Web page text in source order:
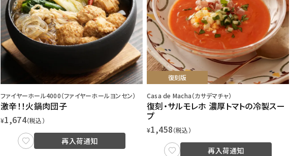
ファイヤーホール4000（ファイヤーホールヨンセン）
激辛！！火鍋肉団子
¥1,674（税込）
再入荷通知
復刻版
Casa de Macha（カサデマチャ）
復刻・サルモレホ 濃厚トマトの冷製スー
プ
¥1,458（税込）
再入荷通知